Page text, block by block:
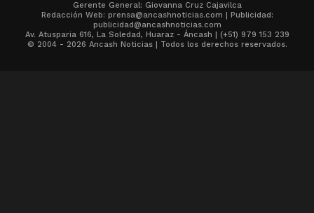
Gerente General: Giovanna Cruz Cajavilca
Redacción Web: prensa@ancashnoticias.com | Publicidad:
publicidad@ancashnoticias.com
Av. Atusparia 616, La Soledad, Huaraz - Áncash | (+51) 979 153 239
© 2004 - 2026 Ancash Noticias | Todos los derechos reservados.